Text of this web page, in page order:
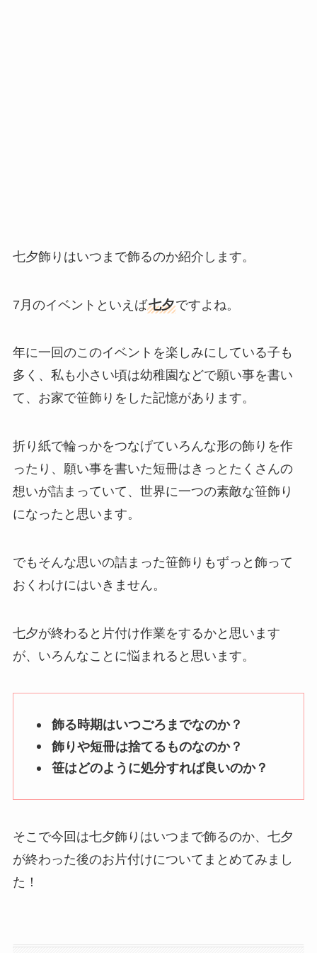
七夕飾りはいつまで飾るのか紹介します。
7月のイベントといえば七夕ですよね。
年に一回のこのイベントを楽しみにしている子も
多く、私も小さい頃は幼稚園などで願い事を書い
て、お家で笹飾りをした記憶があります。
折り紙で輪っかをつなげていろんな形の飾りを作
ったり、願い事を書いた短冊はきっとたくさんの
想いが詰まっていて、世界に一つの素敵な笹飾り
になったと思います。
でもそんな思いの詰まった笹飾りもずっと飾って
おくわけにはいきません。
七夕が終わると片付け作業をするかと思います
が、いろんなことに悩まれると思います。
飾る時期はいつごろまでなのか？
飾りや短冊は捨てるものなのか？
笹はどのように処分すれば良いのか？
そこで今回は七夕飾りはいつまで飾るのか、七夕
が終わった後のお片付けについてまとめてみまし
た！